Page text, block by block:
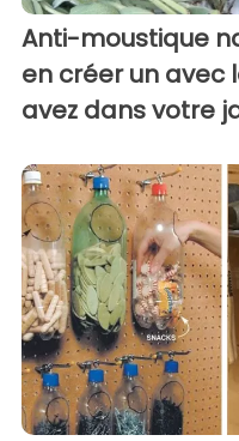
Anti-moustique
en créer un avec
avez dans votre